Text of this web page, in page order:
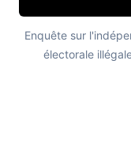
Enquête sur
électorale